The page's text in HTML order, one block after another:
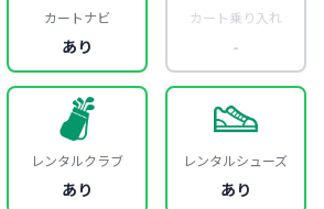
カートナビ
あり
カート乗り入れ
-
レンタルクラブ
あり
レンタルシューズ
あり